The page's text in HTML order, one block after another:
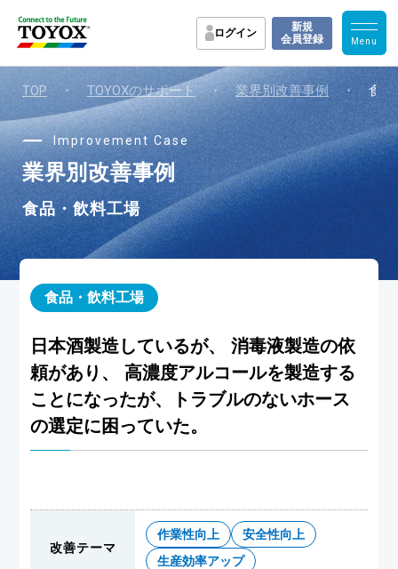
ログイン
新規
会員登録
TOP ・ TOYOXのサポート ・ 業界別改善事例 ・ 食
Improvement Case
業界別改善事例
食品・飲料工場
食品・飲料工場
日本酒製造しているが、 消毒液製造の依
頼があり、 高濃度アルコールを製造する
ことになったが、トラブルのないホース
の選定に困っていた。
改善テーマ
作業性向上
安全性向上
生産効率アップ